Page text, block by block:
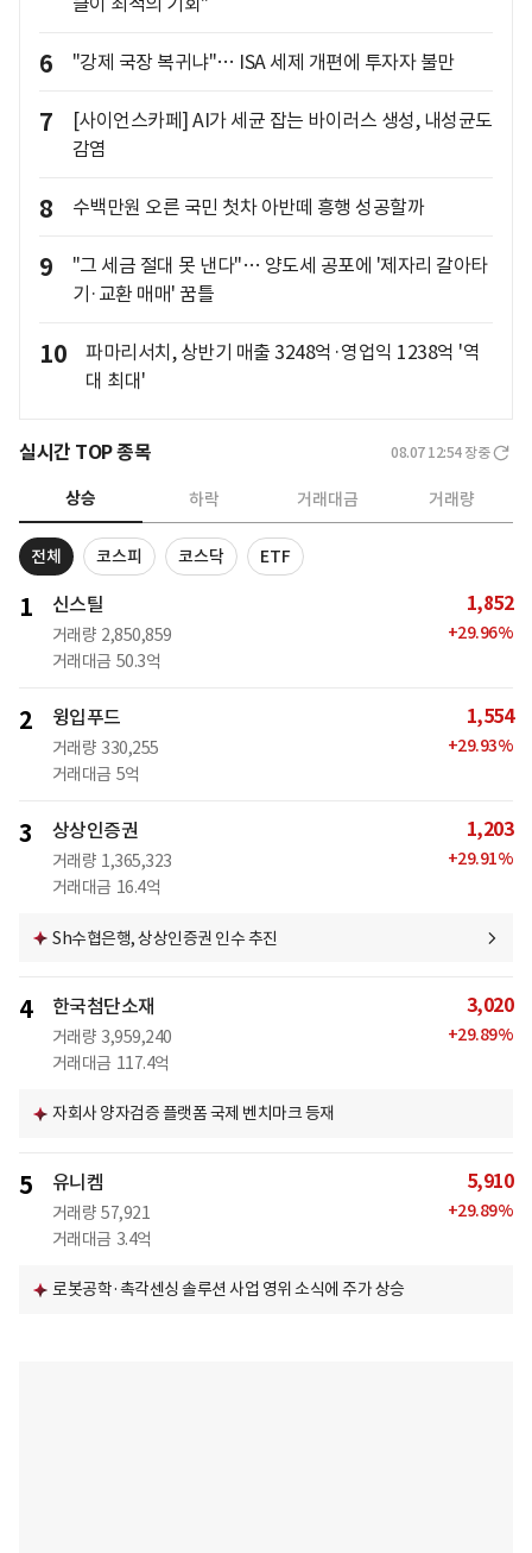
6 "강제 국장 복귀냐"… ISA 세제 개편에 투자자 불만
7
[사이언스카페] AI가 세균 잡는 바이러스 생성, 내성균도
감염
8 수백만원 오른 국민 첫차 아반떼 흥행 성공할까
9
"그 세금 절대 못 낸다"… 양도세 공포에 '제자리 갈아타
기·교환 매매' 꿈틀
10
파마리서치, 상반기 매출 3248억·영업익 1238억 '역
대 최대'
실시간 TOP 종목 08.07 12:54 장중
상승 하락 거래대금 거래량
전체 코스피 코스닥 ETF
1 신스틸
거래량 2,850,859
거래대금 50.3억
1,852
+29.96%
2 윙입푸드
거래량 330,255
거래대금 5억
1,554
+29.93%
3 상상인증권
거래량 1,365,323
거래대금 16.4억
1,203
+29.91%
Sh수협은행, 상상인증권 인수 추진
4 한국첨단소재
거래량 3,959,240
거래대금 117.4억
3,020
+29.89%
자회사 양자검증 플랫폼 국제 벤치마크 등재
5 유니켐
거래량 57,921
거래대금 3.4억
5,910
+29.89%
로봇공학·촉각센싱 솔루션 사업 영위 소식에 주가 상승